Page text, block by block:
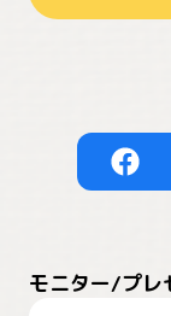
モニター/プレ